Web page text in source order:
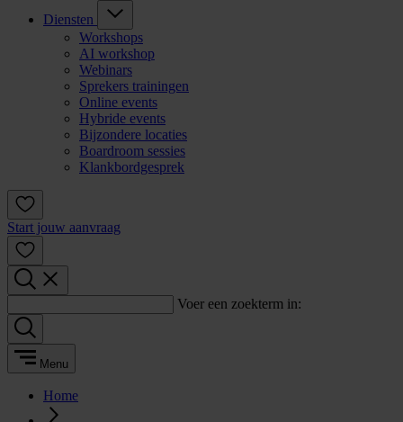
Diensten
Workshops
AI workshop
Webinars
Sprekers trainingen
Online events
Hybride events
Bijzondere locaties
Boardroom sessies
Klankbordgesprek
Start jouw aanvraag
Voer een zoekterm in:
Menu
Home